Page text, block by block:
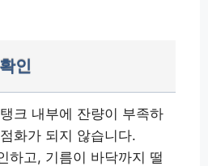
인
크 내부에 잔량이 부족하
화가 되지 않습니다.
하고, 기름이 바닥까지 떨